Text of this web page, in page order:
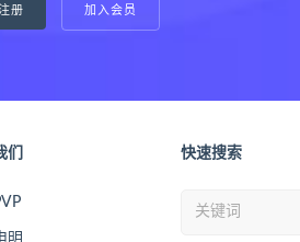
册 加入会员
们
明
快速搜索